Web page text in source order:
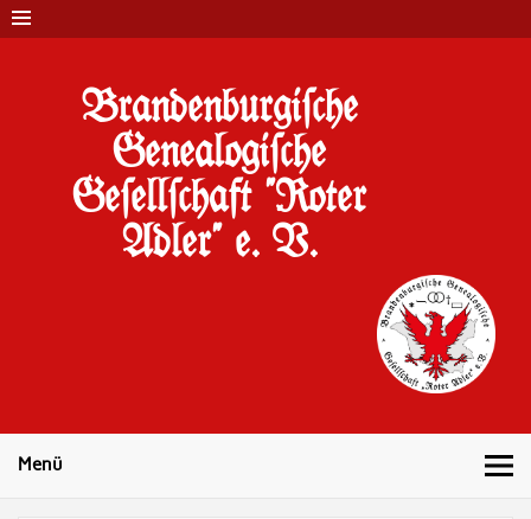
Brandenburgi#che
Genealogi#che
Ge#ell#chaft "Roter
Adler" e. V.
Menü